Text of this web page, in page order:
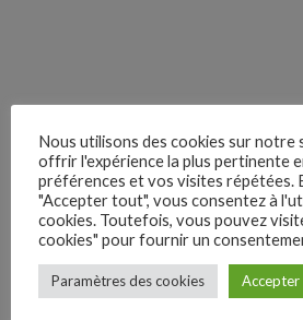
Nous utilisons des cookies sur notre
offrir l'expérience la plus pertinente
préférences et vos visites répétées.
"Accepter tout", vous consentez à
cookies. Toutefois, vous pouvez
cookies" pour fournir un
Paramètres des cookies